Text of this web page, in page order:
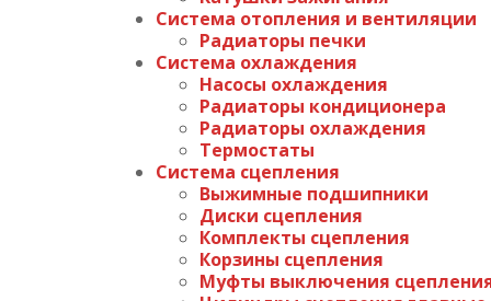
Система отопления и вентиляции
Радиаторы печки
Система охлаждения
Насосы охлаждения
Радиаторы кондиционера
Радиаторы охлаждения
Термостаты
Система сцепления
Выжимные подшипники
Диски сцепления
Комплекты сцепления
Корзины сцепления
Муфты выключения